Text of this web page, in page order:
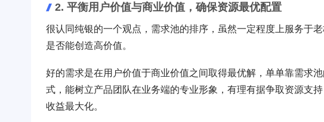
2. 平衡用户价值与商业价值，确保资源最优配置
很认同纯银的一个观点，需求池的排序，虽然一定程度上服务于
是否能创造高价值。
好的需求是在用户价值于商业价值之间取得最优解，单单靠需求
式，能树立产品团队在业务端的专业形象，有理有据争取资源支
收益最大化。